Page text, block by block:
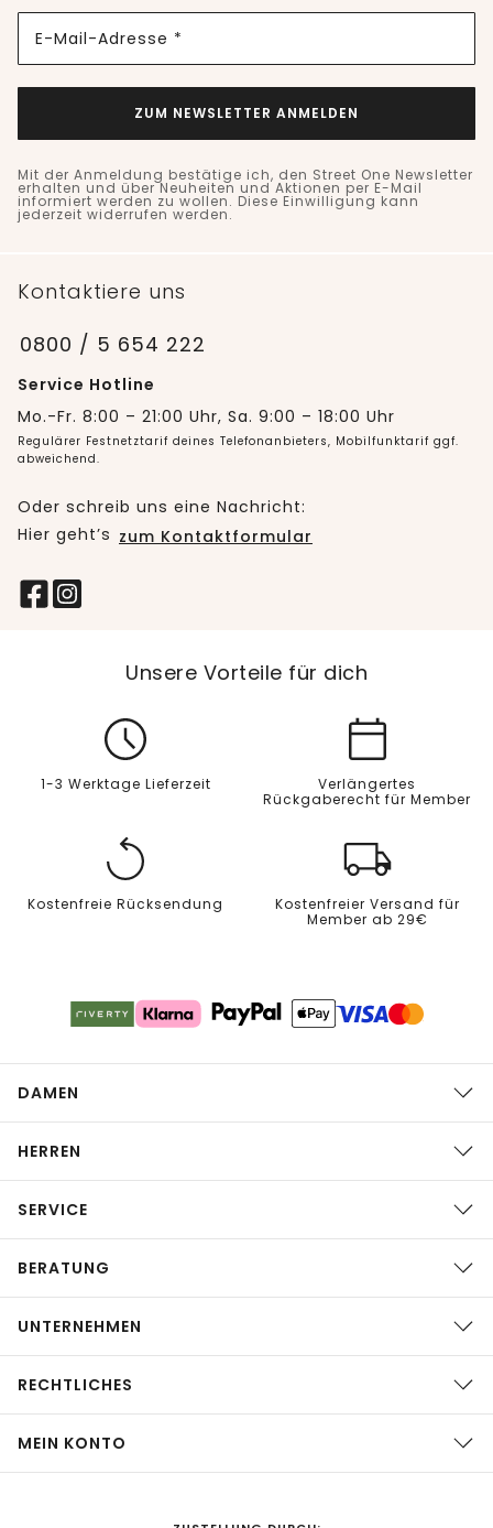
E-Mail-Adresse *
ZUM NEWSLETTER ANMELDEN
Mit der Anmeldung bestätige ich, den Street One Newsletter
erhalten und über Neuheiten und Aktionen per E-Mail
informiert werden zu wollen. Diese Einwilligung kann
jederzeit widerrufen werden.
Kontaktiere uns
0800 / 5 654 222
Service Hotline
Mo.-Fr. 8:00 – 21:00 Uhr, Sa. 9:00 – 18:00 Uhr
Regulärer Festnetztarif deines Telefonanbieters, Mobilfunktarif ggf.
abweichend.
Oder schreib uns eine Nachricht:
Hier geht’s zum Kontaktformular
Unsere Vorteile für dich
1-3 Werktage Lieferzeit
Verlängertes
Rückgaberecht für Member
Kostenfreie Rücksendung
Kostenfreier Versand für
Member ab 29€
DAMEN
HERREN
SERVICE
BERATUNG
UNTERNEHMEN
RECHTLICHES
MEIN KONTO